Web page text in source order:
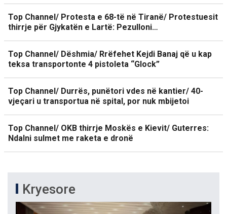
Top Channel/ Protesta e 68-të në Tiranë/ Protestuesit
thirrje për Gjykatën e Lartë: Pezulloni…
Top Channel/ Dëshmia/ Rrëfehet Kejdi Banaj që u kap
teksa transportonte 4 pistoleta “Glock”
Top Channel/ Durrës, punëtori vdes në kantier/ 40-
vjeçari u transportua në spital, por nuk mbijetoi
Top Channel/ OKB thirrje Moskës e Kievit/ Guterres:
Ndalni sulmet me raketa e dronë
Kryesore